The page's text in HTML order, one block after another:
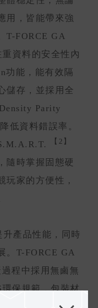
用，皆能帶來強
T-FORCE GA
資料的安全性內
功能，能有效隔
儲存，並採用全
Parity
低資料錯誤率。
【2】
隨時掌握固態硬
玩家的方便性，
產品性能，同時
。T-FORCE GA
程中採用無鹵無
保規範，包裝材